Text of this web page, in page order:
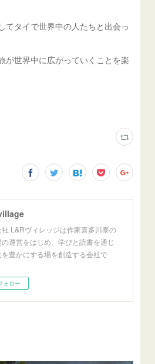
てタイで世界中の人たちと出会っ
が世界中に広がっていくことを楽
L&Rヴィレッジは作家喜多川泰の
運営をはじめ、学びと読書を通じ
豊かにする場を創造する会社で
ォロー